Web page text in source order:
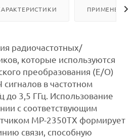
ПРИМЕНЕНИЕ
радиочастотных/
которые используются
преобразования (E/O)
в частотном
до 3,5 ГГц. Использование
с соответствующим
MP-2350ТX формирует
связи, способную